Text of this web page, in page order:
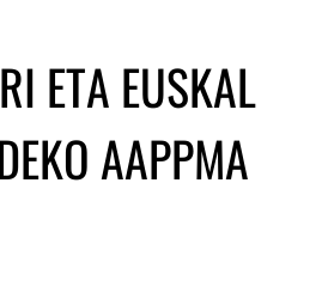
ETA EUSKAL
AAPPMA